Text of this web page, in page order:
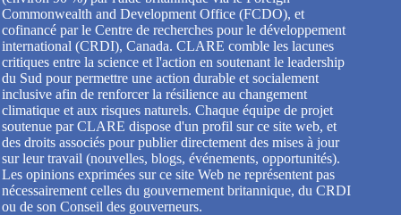
Commonwealth and Development Office (FCDO), et
cofinancé par le Centre de recherches pour le développement
international (CRDI), Canada. CLARE comble les lacunes
critiques entre la science et l'action en soutenant le leadership
du Sud pour permettre une action durable et socialement
inclusive afin de renforcer la résilience au changement
climatique et aux risques naturels. Chaque équipe de projet
soutenue par CLARE dispose d'un profil sur ce site web, et
des droits associés pour publier directement des mises à jour
sur leur travail (nouvelles, blogs, événements, opportunités).
Les opinions exprimées sur ce site Web ne représentent pas
nécessairement celles du gouvernement britannique, du CRDI
ou de son Conseil des gouverneurs.